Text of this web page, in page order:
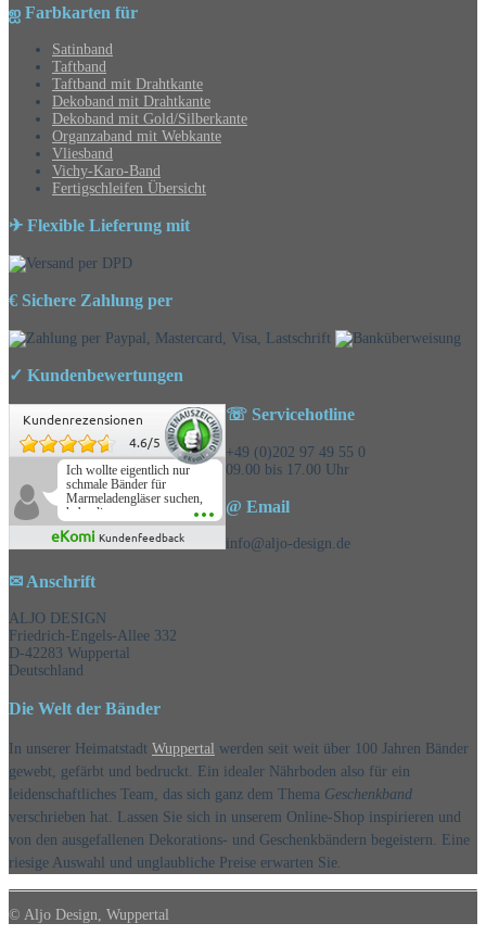
ஐ Farbkarten für
Satinband
Taftband
Taftband mit Drahtkante
Dekoband mit Drahtkante
Dekoband mit Gold/Silberkante
Organzaband mit Webkante
Vliesband
Vichy-Karo-Band
Fertigschleifen Übersicht
✈ Flexible Lieferung mit
€ Sichere Zahlung per
✓ Kundenbewertungen
Kundenrezensionen
4.6/5
Ich wollte eigentlich nur
schmale Bänder für
Marmeladengläser suchen,
habe die
Überraschungsbänder
mitbestellt und war positiv
eKomi Kundenfeedback
☏ Servicehotline
+49 (0)202 97 49 55 0
09.00 bis 17.00 Uhr
@ Email
info@aljo-design.de
✉ Anschrift
ALJO DESIGN
Friedrich-Engels-Allee 332
D-42283 Wuppertal
Deutschland
Die Welt der Bänder
In unserer Heimatstadt Wuppertal werden seit weit über 100 Jahren Bänder
gewebt, gefärbt und bedruckt. Ein idealer Nährboden also für ein
leidenschaftliches Team, das sich ganz dem Thema Geschenkband
verschrieben hat. Lassen Sie sich in unserem Online-Shop inspirieren und
von den ausgefallenen Dekorations- und Geschenkbändern begeistern. Eine
riesige Auswahl und unglaubliche Preise erwarten Sie.
© Aljo Design, Wuppertal